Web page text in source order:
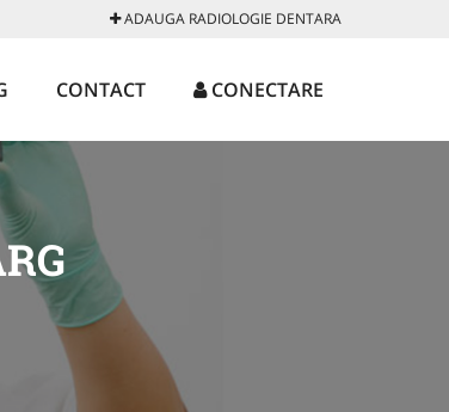
ADAUGA RADIOLOGIE DENTARA
CONTACT CONECTARE